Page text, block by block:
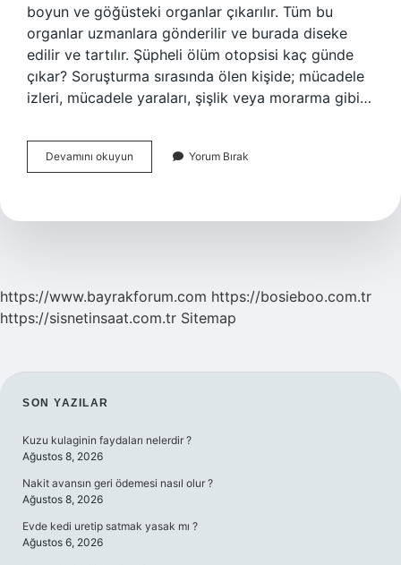
boyun ve göğüsteki organlar çıkarılır. Tüm bu
organlar uzmanlara gönderilir ve burada diseke
edilir ve tartılır. Şüpheli ölüm otopsisi kaç günde
çıkar? Soruşturma sırasında ölen kişide; mücadele
izleri, mücadele yaraları, şişlik veya morarma gibi…
Devamını okuyun Otopsiden
Sonra
Mı
Yorum Bırak
https://www.bayrakforum.com https://bosieboo.com.tr
https://sisnetinsaat.com.tr Sitemap
SIDEBAR
SON YAZILAR
Kuzu kulaginin faydaları nelerdir ?
Ağustos 8, 2026
Nakit avansın geri ödemesi nasıl olur ?
Ağustos 8, 2026
Evde kedi uretip satmak yasak mı ?
Ağustos 6, 2026